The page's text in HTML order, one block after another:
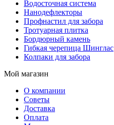
Водосточная система
Нанодефлекторы
Профнастил для забора
Тротуарная плитка
Бордюрный камень
Гибкая черепица Шинглас
Колпаки для забора
Мой магазин
О компании
Советы
Доставка
Оплата